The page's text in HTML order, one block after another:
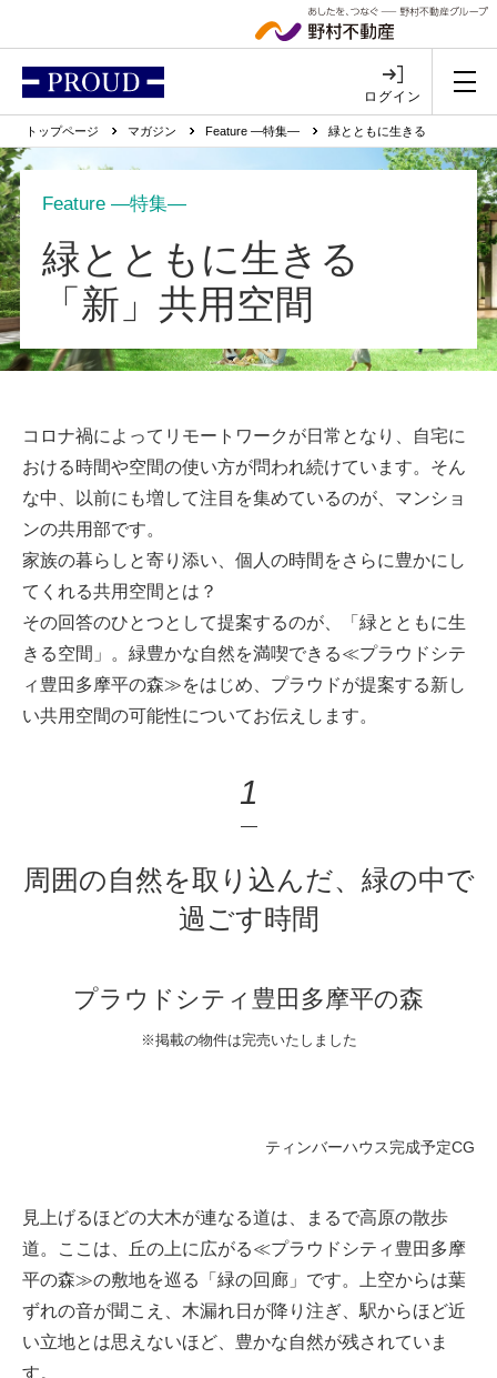
ログイン
トップページ マガジン Feature ―特集― 緑とともに生きる
Feature ―特集―
緑とともに生きる
「新」共用空間
コロナ禍によってリモートワークが日常となり、自宅に
おける時間や空間の使い方が問われ続けています。そん
な中、以前にも増して注目を集めているのが、マンショ
ンの共用部です。
家族の暮らしと寄り添い、個人の時間をさらに豊かにし
てくれる共用空間とは？
その回答のひとつとして提案するのが、「緑とともに生
きる空間」。緑豊かな自然を満喫できる≪プラウドシテ
ィ豊田多摩平の森≫をはじめ、プラウドが提案する新し
い共用空間の可能性についてお伝えします。
1
周囲の自然を取り込んだ、緑の中で
過ごす時間
プラウドシティ豊田多摩平の森
※掲載の物件は完売いたしました
ティンバーハウス完成予定CG
見上げるほどの大木が連なる道は、まるで高原の散歩
道。ここは、丘の上に広がる≪プラウドシティ豊田多摩
平の森≫の敷地を巡る「緑の回廊」です。上空からは葉
ずれの音が聞こえ、木漏れ日が降り注ぎ、駅からほど近
い立地とは思えないほど、豊かな自然が残されていま
す。